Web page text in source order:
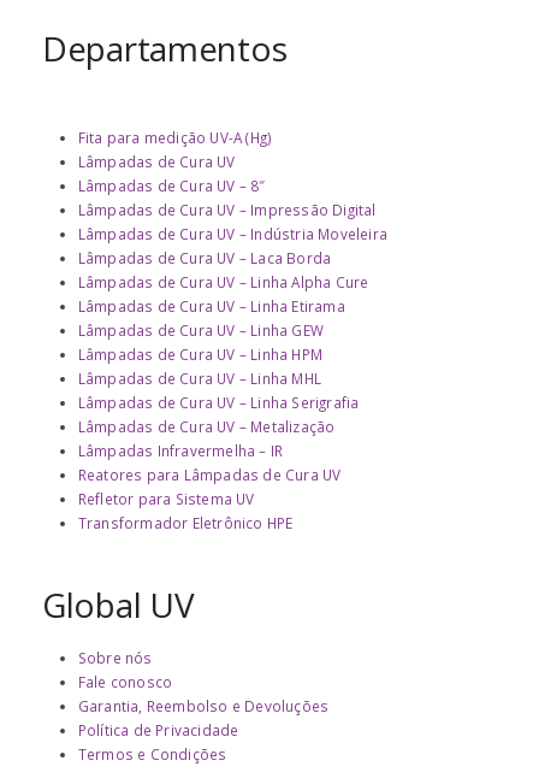
Departamentos
Fita para medição UV-A (Hg)
Lâmpadas de Cura UV
Lâmpadas de Cura UV – 8″
Lâmpadas de Cura UV – Impressão Digital
Lâmpadas de Cura UV – Indústria Moveleira
Lâmpadas de Cura UV – Laca Borda
Lâmpadas de Cura UV – Linha Alpha Cure
Lâmpadas de Cura UV – Linha Etirama
Lâmpadas de Cura UV – Linha GEW
Lâmpadas de Cura UV – Linha HPM
Lâmpadas de Cura UV – Linha MHL
Lâmpadas de Cura UV – Linha Serigrafia
Lâmpadas de Cura UV – Metalização
Lâmpadas Infravermelha – IR
Reatores para Lâmpadas de Cura UV
Refletor para Sistema UV
Transformador Eletrônico HPE
Global UV
Sobre nós
Fale conosco
Garantia, Reembolso e Devoluções
Política de Privacidade
Termos e Condições